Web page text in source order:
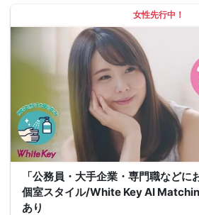
女性先行中！
「公務員・大手企業・専門職などに
個室スタイル/White Key AI
あり